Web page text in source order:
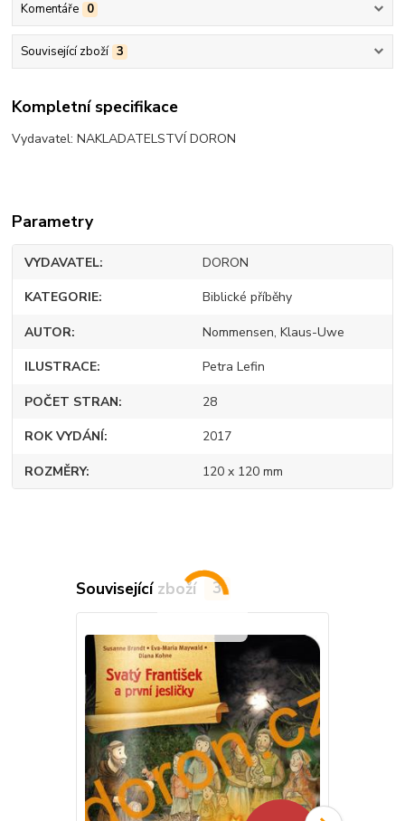
Komentáře 0
Související zboží 3
Kompletní specifikace
Vydavatel: NAKLADATELSTVÍ DORON
Parametry
VYDAVATEL DORON
KATEGORIE Biblické příběhy
AUTOR Nommensen, Klaus-Uwe
ILUSTRACE Petra Lefin
POČET STRAN 28
ROK VYDÁNÍ 2017
ROZMĚRY 120 x 120 mm
Související zboží 3